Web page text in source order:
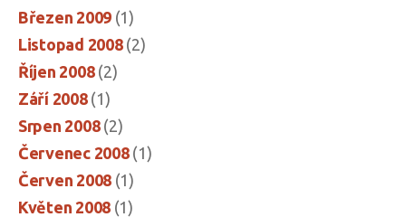
Březen 2009 (1)
Listopad 2008(2)
Říjen 2008(2)
Září 2008(1)
Srpen 2008(2)
Červenec 2008(1)
Červen 2008 (1)
Květen 2008 (1)